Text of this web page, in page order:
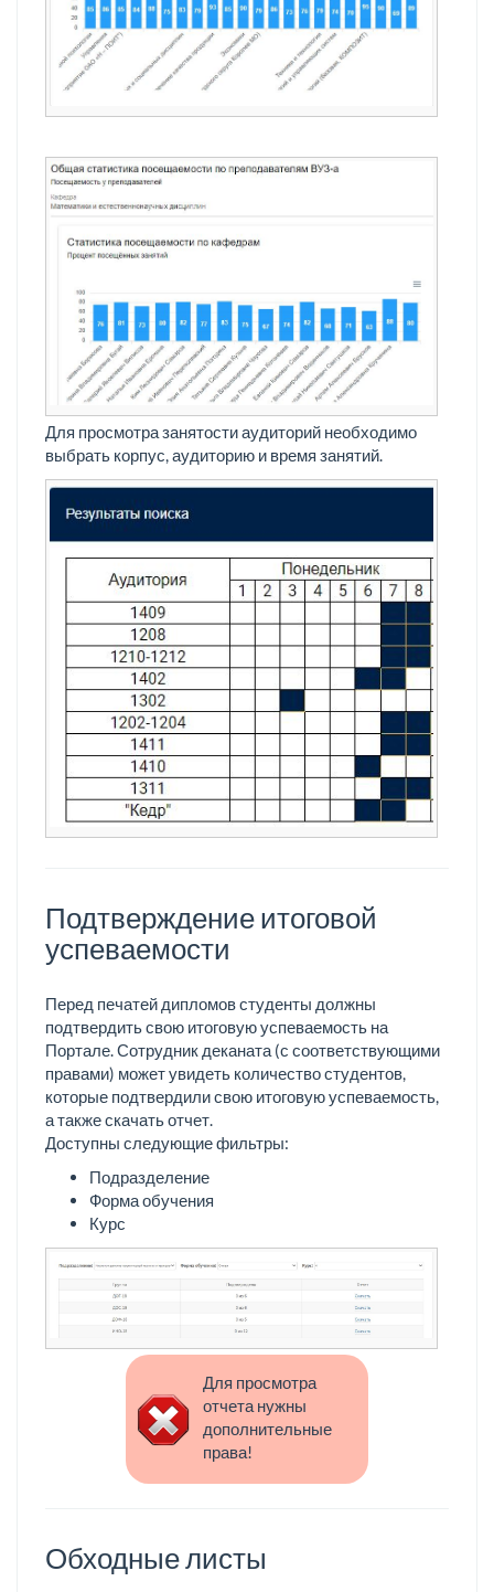
Для просмотра занятости аудиторий необходимо
выбрать корпус, аудиторию и время занятий.
Подтверждение итоговой
успеваемости
Перед печатей дипломов студенты должны
подтвердить свою итоговую успеваемость на
Портале. Сотрудник деканата (с соответствующими
правами) может увидеть количество студентов,
которые подтвердили свою итоговую успеваемость,
а также скачать отчет.
Доступны следующие фильтры:
Подразделение
Форма обучения
Курс
Для просмотра
отчета нужны
дополнительные
права!
Обходные листы